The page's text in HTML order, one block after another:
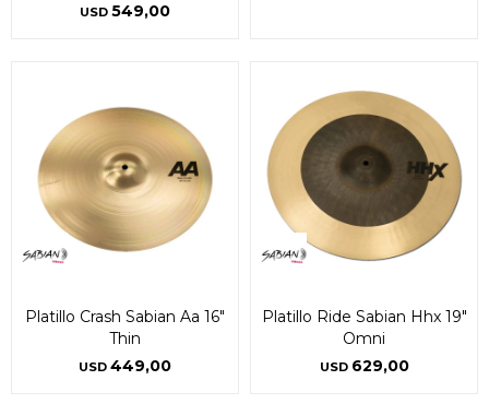
USD 549,00
Platillo Crash Sabian Aa 16"
Thin
USD 449,00
Platillo Ride Sabian Hhx 19"
Omni
USD 629,00